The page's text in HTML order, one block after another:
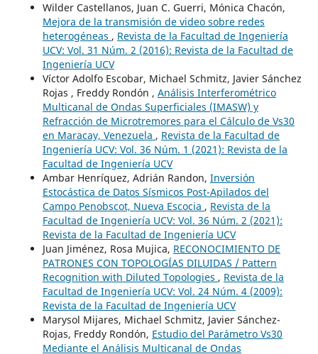
Wilder Castellanos, Juan C. Guerri, Mónica Chacón,
Mejora de la transmisión de video sobre redes
heterogéneas , Revista de la Facultad de Ingeniería
UCV: Vol. 31 Núm. 2 (2016): Revista de la Facultad de
Ingeniería UCV
Víctor Adolfo Escobar, Michael Schmitz, Javier Sánchez
Rojas , Freddy Rondón , Análisis Interferométrico
Multicanal de Ondas Superficiales (IMASW) y
Refracción de Microtremores para el Cálculo de Vs30
en Maracay, Venezuela , Revista de la Facultad de
Ingeniería UCV: Vol. 36 Núm. 1 (2021): Revista de la
Facultad de Ingeniería UCV
Ambar Henríquez, Adrián Randon, Inversión
Estocástica de Datos Sísmicos Post-Apilados del
Campo Penobscot, Nueva Escocia , Revista de la
Facultad de Ingeniería UCV: Vol. 36 Núm. 2 (2021):
Revista de la Facultad de Ingeniería UCV
Juan Jiménez, Rosa Mujica, RECONOCIMIENTO DE
PATRONES CON TOPOLOGÍAS DILUIDAS / Pattern
Recognition with Diluted Topologies , Revista de la
Facultad de Ingeniería UCV: Vol. 24 Núm. 4 (2009):
Revista de la Facultad de Ingeniería UCV
Marysol Mijares, Michael Schmitz, Javier Sánchez-
Rojas, Freddy Rondón, Estudio del Parámetro Vs30
Mediante el Análisis Multicanal de Ondas